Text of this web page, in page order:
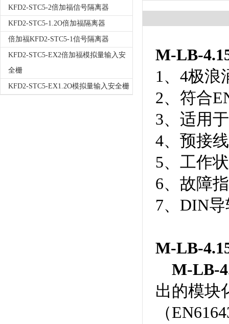
KFD2-STC5-2倍加福信号隔离器
KFD2-STC5-1.2O倍加福隔离器
倍加福KFD2-STC5-1信号隔离器
KFD2-STC5-EX2倍加福模拟量输入安
全栅
KFD2-STC5-EX1.2O模拟量输入安全栅
M-LB-
1、4极浪
2、符合
3、适用
4、预接
5、工作
6、故障
7、DIN
M-LB-
M-LB-
出的模块
（